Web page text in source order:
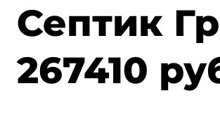
Септик
267410